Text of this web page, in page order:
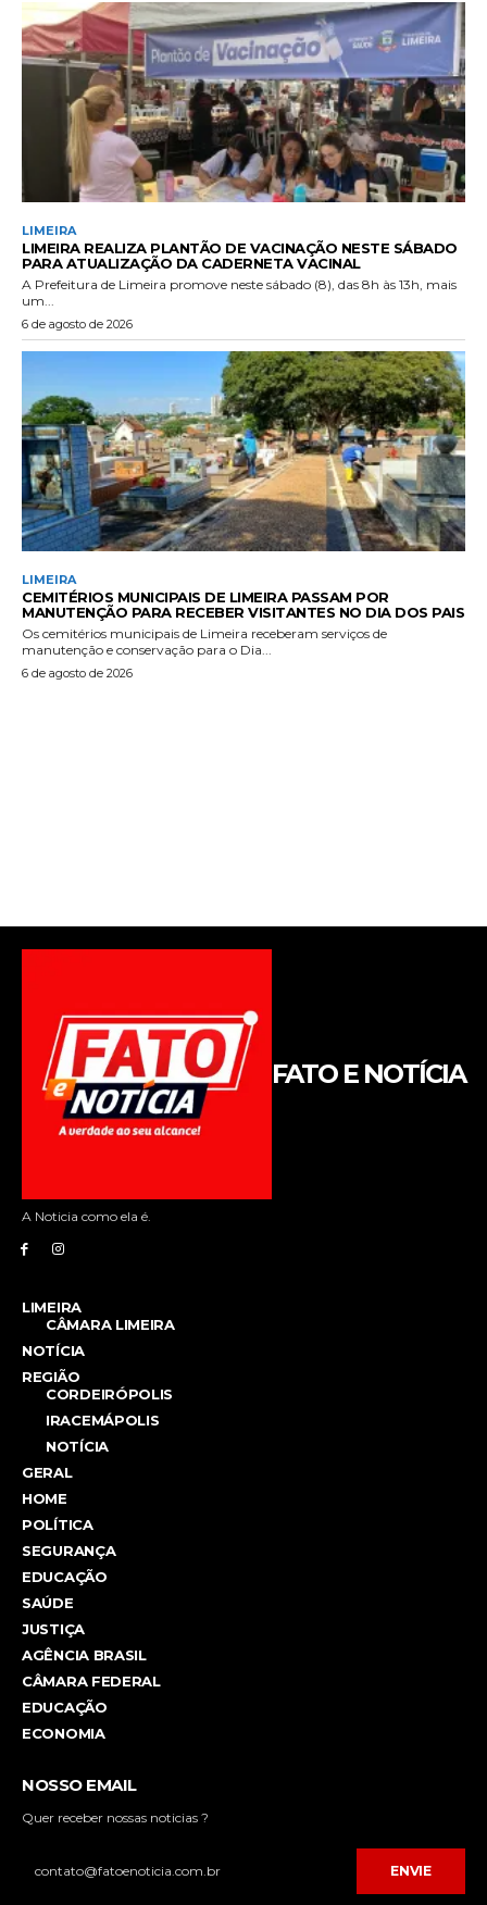
FATO E NOTÍCIA
A Noticia como ela é.
LIMEIRA
CÂMARA LIMEIRA
NOTÍCIA
REGIÃO
CORDEIRÓPOLIS
IRACEMÁPOLIS
NOTÍCIA
GERAL
HOME
POLÍTICA
SEGURANÇA
EDUCAÇÃO
SAÚDE
JUSTIÇA
AGÊNCIA BRASIL
CÂMARA FEDERAL
EDUCAÇÃO
ECONOMIA
NOSSO EMAIL
Quer receber nossas noticias ?
ENVIE